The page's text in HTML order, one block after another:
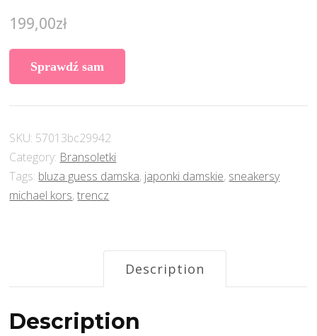
199,00zł
Sprawdź sam
SKU: 57013bc29942
Category: Bransoletki
Tags: bluza guess damska, japonki damskie, sneakersy
michael kors,trencz
Description
Description